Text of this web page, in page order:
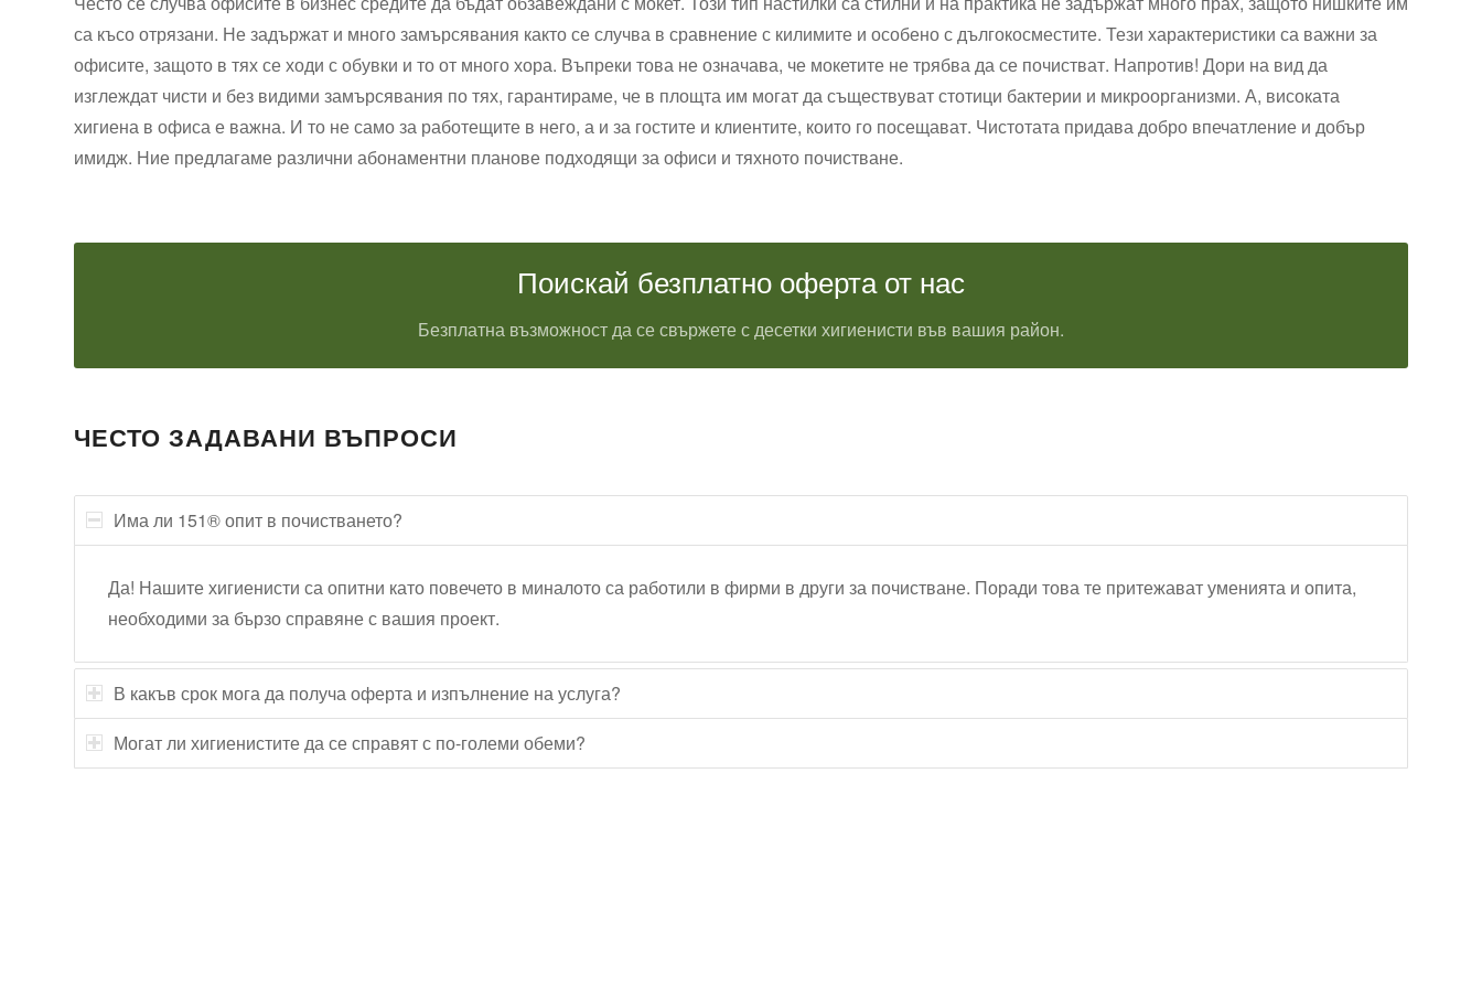
са късо отрязани. Не задържат и много замърсявания както се случва в сравнение с килимите и особено с дългокосместите. Тези характеристики са важни за
офисите, защото в тях се ходи с обувки и то от много хора. Въпреки това не означава, че мокетите не трябва да се почистват. Напротив! Дори на вид да
изглеждат чисти и без видими замърсявания по тях, гарантираме, че в площта им могат да съществуват стотици бактерии и микроорганизми. А, високата
хигиена в офиса е важна. И то не само за работещите в него, а и за гостите и клиентите, които го посещават. Чистотата придава добро впечатление и добър
имидж. Ние предлагаме различни абонаментни планове подходящи за офиси и тяхното почистване.
Поискай безплатно оферта от нас
Безплатна възможност да се свържете с десетки хигиенисти във вашия район.
ЧЕСТО ЗАДАВАНИ ВЪПРОСИ
Има ли 151® опит в почистването?
Да! Нашите хигиенисти са опитни като повечето в миналото са работили в фирми в други за почистване. Поради това те притежават уменията и опита,
необходими за бързо справяне с вашия проект.
В какъв срок мога да получа оферта и изпълнение на услуга?
Могат ли хигиенистите да се справят с по-големи обеми?